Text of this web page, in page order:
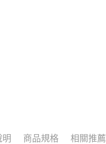
明 商品規格 相關推薦